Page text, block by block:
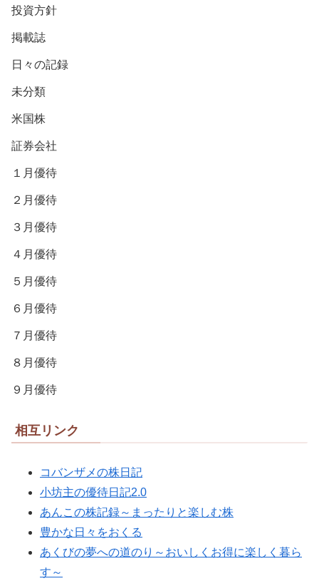
投資方針
掲載誌
日々の記録
未分類
米国株
証券会社
１月優待
２月優待
３月優待
４月優待
５月優待
６月優待
７月優待
８月優待
９月優待
相互リンク
コバンザメの株日記
小坊主の優待日記2.0
あんこの株記録～まったりと楽しむ株
豊かな日々をおくる
あくびの夢への道のり～おいしくお得に楽しく暮ら
す～